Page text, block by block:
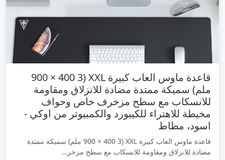
قاعدة ماوس العاب كبيرة XXL (900 × 400 3
ملم) سميكة ممتدة مضادة للانزلاق ومقاومة
للانسكاب مع سطح مزخرف خاص وحواف
مخيطة للاهتراء للكيبورد والكمبيوتر من اوكي -
اسود، مطاط
قاعدة ماوس العاب كبيرة XXL (900 × 400 3 ملم) سميكة ممتدة
مضادة للانزلاق ومقاومة للانسكاب مع سطح مزخر...